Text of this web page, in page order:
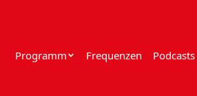
Programm Frequenzen Podcasts